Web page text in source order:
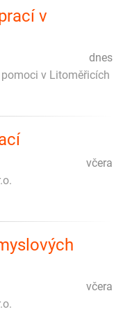
v
dnes
pomoci v Litoměřicích
včera
včera